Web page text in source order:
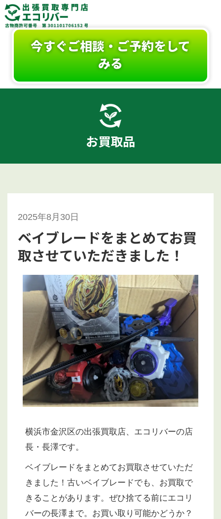
今すぐご相談・ご予約をして
みる
お買取品
2025年8月30日
ベイブレードをまとめてお買
取させていただきました！
横浜市金沢区の出張買取店、エコリバーの店
長・長澤です。
ベイブレードをまとめてお買取させていただ
きました！古いベイブレードでも、お買取で
きることがあります。ぜひ捨てる前にエコリ
バーの長澤まで。お買い取り可能かどうか？